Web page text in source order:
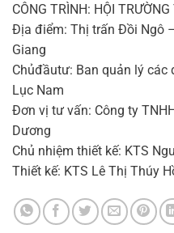
CÔNG TRÌNH: HỘI
Địa điểm: Thị trấn Đồi Ngô
Giang
Chủđầutư: Ban quản lý
Lục Nam
Đơn vị tư vấn: Công ty
Dương
Chủ nhiệm thiết kế: KTS
Thiết kế: KTS Lê Thị Thúy